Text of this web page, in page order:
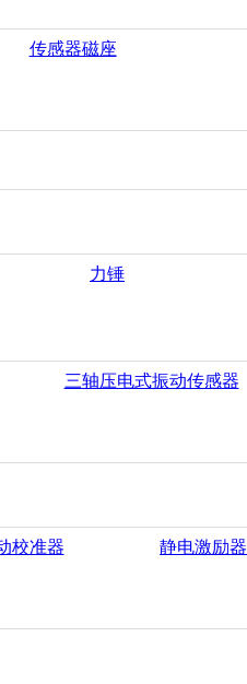
传感器磁座
力锤
三轴压电式振动传感器
校准器 静电激励器